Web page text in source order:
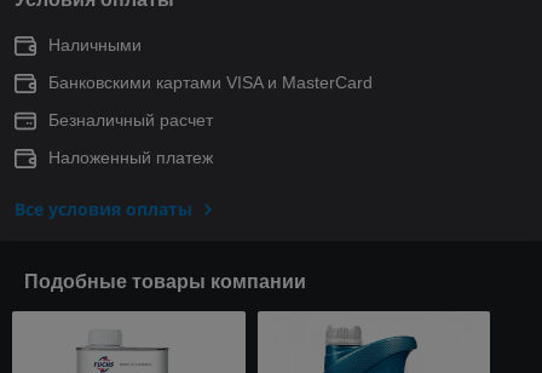
Наличными
Банковскими картами VISA и MasterCard
Безналичный расчет
Наложенный платеж
Все условия оплаты
Подобные товары компании